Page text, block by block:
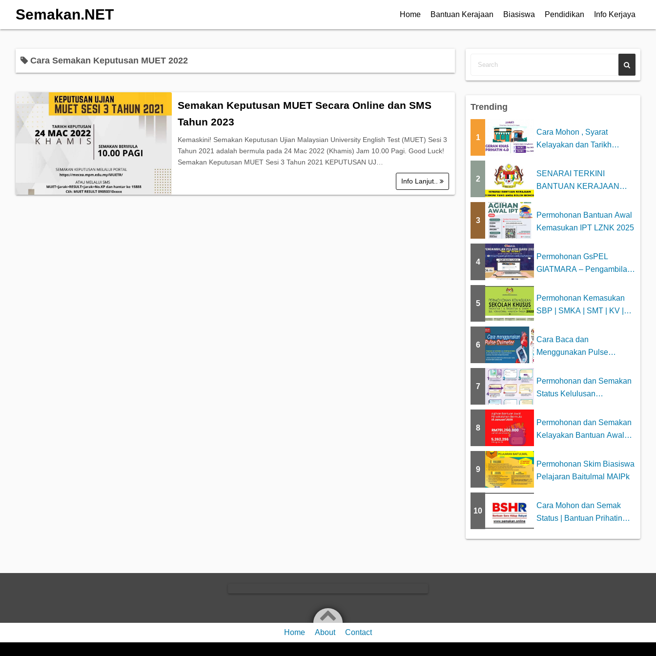
Semakan.NET Home Bantuan Kerajaan Biasiswa Pendidikan Info Kerjaya
Cara Semakan Keputusan MUET 2022
Semakan Keputusan MUET Secara Online dan SMS
Tahun 2023
Kemaskini! Semakan Keputusan Ujian Malaysian University English Test (MUET) Sesi 3
Tahun 2021 adalah bermula pada 24 Mac 2022 (Khamis) Jam 10.00 Pagi. Good Luck!
Semakan Keputusan MUET Sesi 3 Tahun 2021 KEPUTUSAN UJ…
Info Lanjut..
Trending
1
Cara Mohon , Syarat
Kelayakan dan Tarikh
2
SENARAI TERKINI
BANTUAN KERAJAAN
MOHON
3
Permohonan Bantuan Awal
Kemasukan IPT LZNK 2025
4
Permohonan GsPEL
GIATMARA – Pengambilan
5
Permohonan Kemasukan
SBP | SMKA | SMT | KV |
6
Cara Baca dan
Menggunakan Pulse
7
Permohonan dan Semakan
Status Kelulusan
8
Permohonan dan Semakan
Kelayakan Bantuan Awal
9
Permohonan Skim Biasiswa
Pelajaran Baitulmal MAIPk
10
Cara Mohon dan Semak
Status | Bantuan Prihatin
Home About Contact